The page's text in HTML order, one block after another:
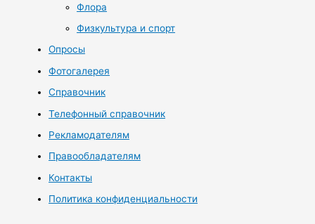
Флора
Физкультура и спорт
Опросы
Фотогалерея
Справочник
Телефонный справочник
Рекламодателям
Правообладателям
Контакты
Политика конфиденциальности